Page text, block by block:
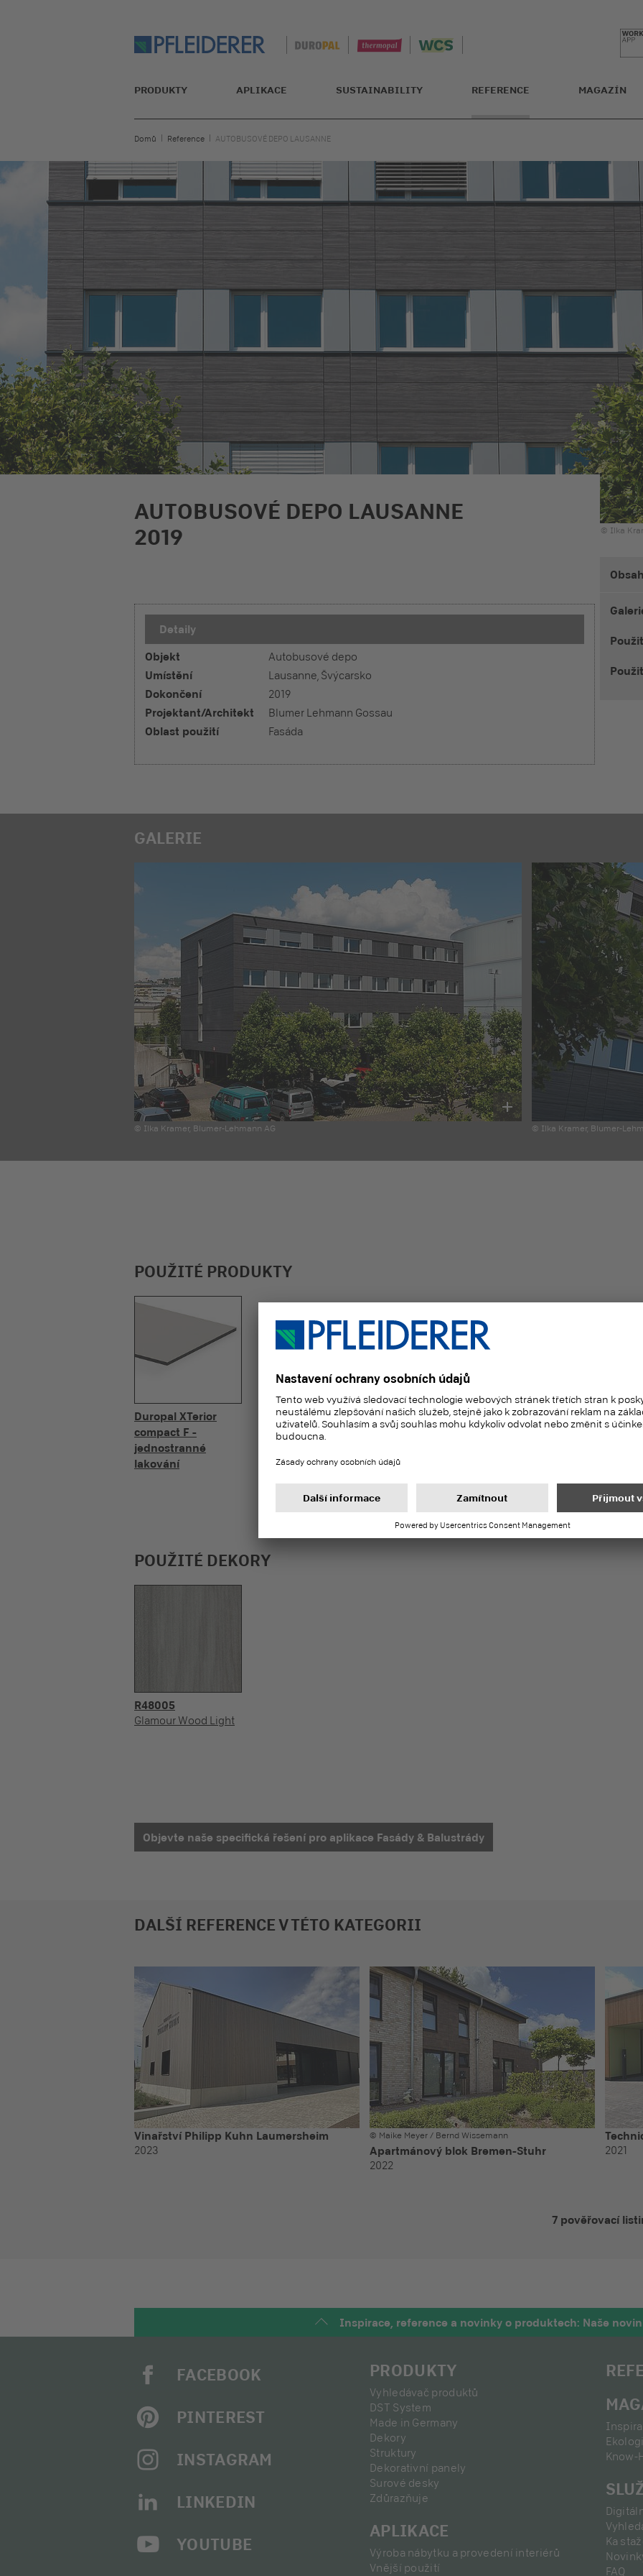
PRODUKTY APLIKACE SUSTAINABILITY REFERENCE MAGAZÍN
Domů Reference AUTOBUSOVÉ DEPO LAUSANNE
© Ilka
AUTOBUSOVÉ DEPO LAUSANNE
2019
Obsah
Detaily
Objekt Autobusové depo
Umístění Lausanne, Švýcarsko
Dokončení 2019
Projektant/Architekt Blumer Lehmann Gossau
Oblast použití Fasáda
GALERIE
© Ilka Kramer, Blumer-Lehmann AG © Ilka Kramer, Blumer-
POUŽITÉ PRODUKTY
Duropal XTerior
compact F -
jednostranné
lakování
POUŽITÉ DEKORY
R48005
Glamour Wood Light
Objevte naše specifická řešení pro aplikace Fasády & Balustrády
DALŠÍ REFERENCE V TÉTO KATEGORII
Vinařství Philipp Kuhn Laumersheim
2023
© Maike Meyer / Bernd Wissemann
Apartmánový blok Bremen-Stuhr
2022
2021
7 pověřovací
Inspirace, reference a novinky o produktech: Naše
FACEBOOK
PINTEREST
INSTAGRAM
LINKEDIN
YOUTUBE
PRODUKTY
Vyhledávač produktů
DST System
Made in Germany
Dekory
Struktury
Dekorativní panely
Surové desky
Zdůrazňuje
APLIKACE
Výroba nábytku a provedení interiérů
Vnější použití
Know-
Ka
FAQ